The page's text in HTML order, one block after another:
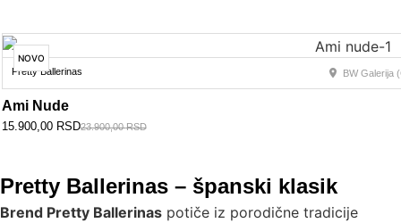
NOVO
Pretty Ballerinas
BW Galerija
Ami Nude
23.900,00RSD
15.900,00 RSD
Pretty Ballerinas – španski klasik
Brend Pretty Ballerinas potiče iz porodične tradicije